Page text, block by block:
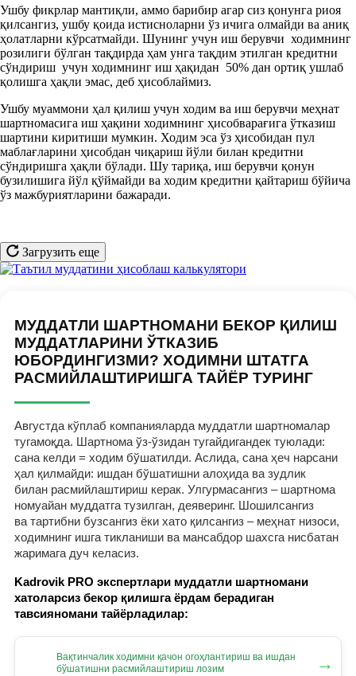
Ушбу фикрлар мантиқли, аммо барибир агар сиз қонунга риоя
қилсангиз, ушбу қоида истисноларни ўз ичига олмайди ва аниқ
ҳолатларни кўрсатмайди. Шунинг учун иш берувчи ходимнинг
розилиги бўлган тақдирда ҳам унга тақдим этилган кредитни
сўндириш учун ходимнинг иш ҳақидан 50% дан ортиқ ушлаб
қолишга ҳақли эмас, деб ҳисоблаймиз.
Ушбу муаммони ҳал қилиш учун ходим ва иш берувчи меҳнат
шартномасига иш ҳақини ходимнинг ҳисобварағига ўтказиш
шартини киритиши мумкин. Ходим эса ўз ҳисобидан пул
маблағларини ҳисобдан чиқариш йўли билан кредитни
сўндиришга ҳақли бўлади. Шу тариқа, иш берувчи қонун
бузилишига йўл қўймайди ва ходим кредитни қайтариш бўйича
ўз мажбуриятларини бажаради.
Загрузить еще
МУДДАТЛИ ШАРТНОМАНИ БЕКОР ҚИЛИШ
МУДДАТЛАРИНИ ЎТКАЗИБ
ЮБОРДИНГИЗМИ? ХОДИМНИ ШТАТГА
РАСМИЙЛАШТИРИШГА ТАЙЁР ТУРИНГ
Августда кўплаб компанияларда муддатли шартномалар
тугамоқда. Шартнома ўз-ўзидан тугайдигандек туюлади:
сана келди = ходим бўшатилди. Аслида, сана ҳеч нарсани
ҳал қилмайди: ишдан бўшатишни алоҳида ва зудлик
билан расмийлаштириш керак. Улгурмасангиз – шартнома
номуайан муддатга тузилган, деяверинг. Шошилсангиз
ва тартибни бузсангиз ёки хато қилсангиз – меҳнат низоси,
ходимнинг ишга тикланиши ва мансабдор шахсга нисбатан
жаримага дуч келасиз.
Kadrovik PRO экспертлари муддатли шартномани
хатоларсиз бекор қилишга ёрдам берадиган
тавсияномани тайёрладилар:
Вақтинчалик ходимни қачон огоҳлантириш ва ишдан
бўшатишни расмийлаштириш лозим
→